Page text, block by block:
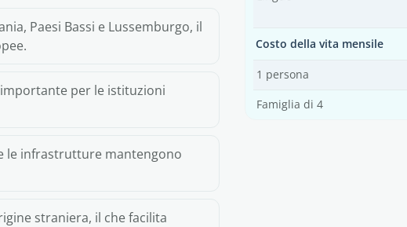
Paesi Bassi e Lussemburgo, il
per le istituzioni
le infrastrutture mantengono
straniera, il che facilita
Costo della vita mensile
1 persona
Famiglia di 4